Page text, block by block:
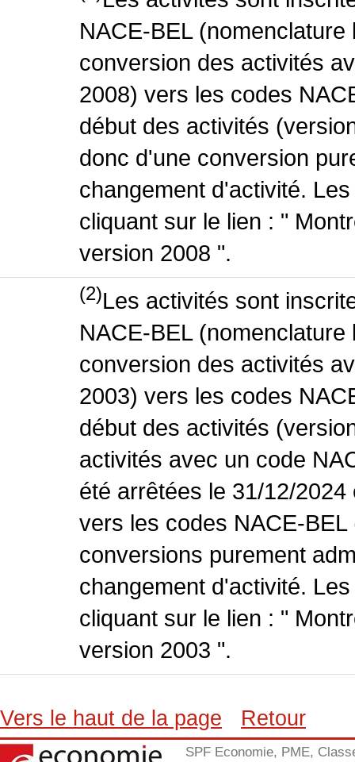
NACE-BEL
conversion des activités
2008) vers les codes
début des activités
donc d'une conversion
changement d'activité.
cliquant sur le lien : "
version 2008 ".
(2)Les activités sont
NACE-BEL
conversion des activités
2003) vers les codes
début des activités
activités avec un code
été arrêtées le 31/12/
vers les codes NACE-
conversions purement
changement d'activité.
cliquant sur le lien : "
version 2003 ".
Vers le haut de la page Retour
SPF Economie, PME,